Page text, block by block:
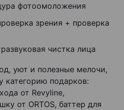
фотоомоложения
зрения + проверка
чистка лица
уют и полезные мелочи,
подарков:
от Revyline,
от ORTOS, баттер для